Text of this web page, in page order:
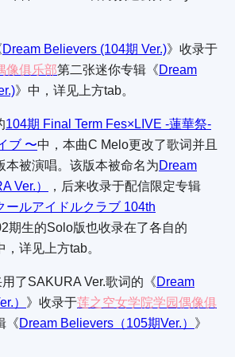
Dream Believers (104期 Ver.)》收录于
像俱乐部第二张迷你专辑《Dream
》中，详见上方tab。
104期 Final Term Fes×LIVE -蓮華祭-
ブ 〜中，本曲C Melo更改了歌词并且
本被演唱。该版本被命名为Dream
Ver.）
，后来收录于配信限定专辑
ールアイドルクラブ 104th
期生的Solo版也收录在了各自的
详见上方tab。
了SAKURA Ver.歌词的《Dream
） 》收录于莲之空女学院学园偶像俱
《Dream Believers（105期Ver.） 》